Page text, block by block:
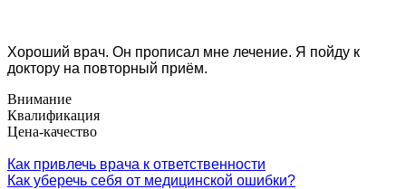
Хороший врач. Он прописал мне лечение. Я пойду к
доктору на повторный приём.
Внимание
Квалификация
Цена-качество
Как привлечь врача к ответственности
Как уберечь себя от медицинской ошибки?